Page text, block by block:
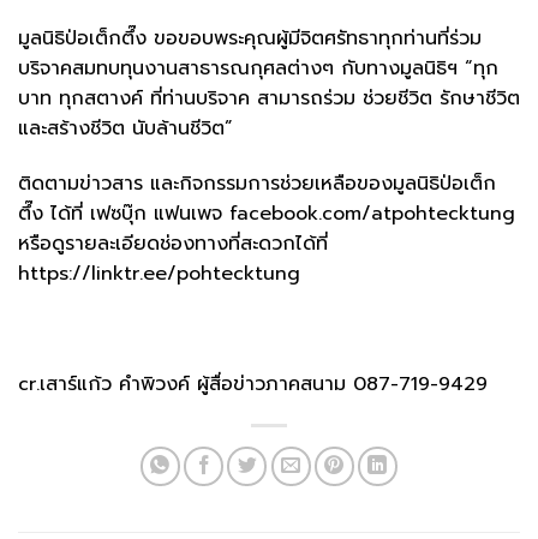
มูลนิธิป่อเต็กตึ๊ง ขอขอบพระคุณผู้มีจิตศรัทธาทุกท่านที่ร่วม
บริจาคสมทบทุนงานสาธารณกุศลต่างๆ กับทางมูลนิธิฯ “ทุก
บาท ทุกสตางค์ ที่ท่านบริจาค สามารถร่วม ช่วยชีวิต รักษาชีวิต
และสร้างชีวิต นับล้านชีวิต”
ติดตามข่าวสาร และกิจกรรมการช่วยเหลือของมูลนิธิป่อเต็ก
ตึ๊ง ได้ที่ เฟซบุ๊ก แฟนเพจ facebook.com/atpohtecktung
หรือดูรายละเอียดช่องทางที่สะดวกได้ที่
https://linktr.ee/pohtecktung
cr.เสาร์แก้ว คำพิวงค์ ผู้สื่อข่าวภาคสนาม 087-719-9429